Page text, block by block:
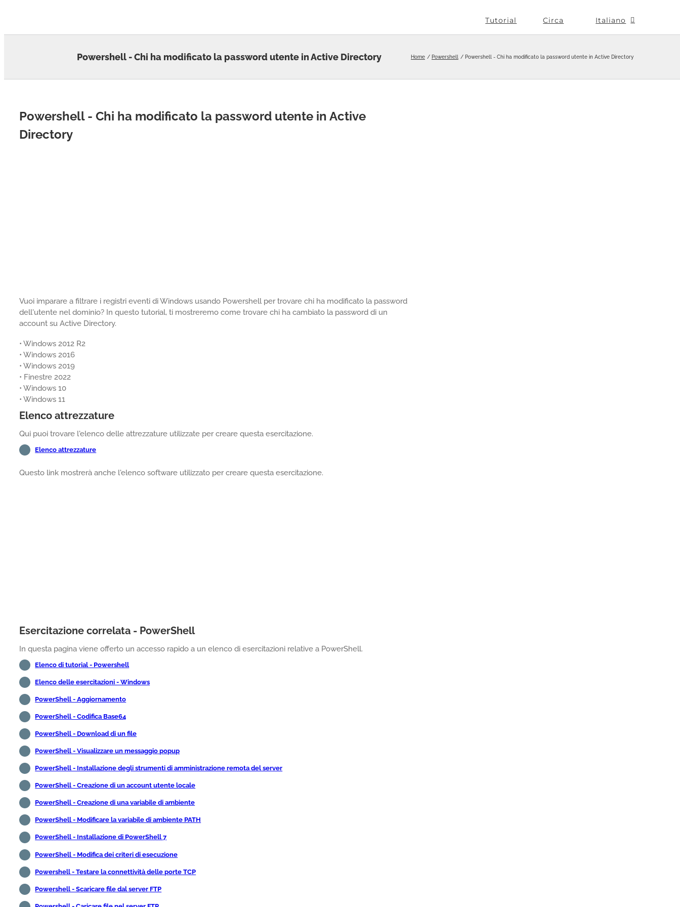
Tutorial Circa Italiano
Powershell - Chi ha modificato la password utente in Active Directory Home Powershell Powershell - Chi ha modificato la password utente in Active Directory
Powershell - Chi ha modificato la password utente in Active
Directory
Vuoi imparare a filtrare i registri eventi di Windows usando Powershell per trovare chi ha modificato la password
dell'utente nel dominio? In questo tutorial, ti mostreremo come trovare chi ha cambiato la password di un
account su Active Directory.
• Windows 2012 R2
• Windows 2016
• Windows 2019
• Finestre 2022
• Windows 10
• Windows 11
Elenco attrezzature
Qui puoi trovare l'elenco delle attrezzature utilizzate per creare questa esercitazione.
Elenco attrezzature
Questo link mostrerà anche l'elenco software utilizzato per creare questa esercitazione.
Esercitazione correlata - PowerShell
In questa pagina viene offerto un accesso rapido a un elenco di esercitazioni relative a PowerShell.
Elenco di tutorial - Powershell
Elenco delle esercitazioni - Windows
PowerShell - Aggiornamento
PowerShell - Codifica Base64
PowerShell - Download di un file
PowerShell - Visualizzare un messaggio popup
PowerShell - Installazione degli strumenti di amministrazione remota del server
PowerShell - Creazione di un account utente locale
PowerShell - Creazione di una variabile di ambiente
PowerShell - Modificare la variabile di ambiente PATH
PowerShell - Installazione di PowerShell 7
PowerShell - Modifica dei criteri di esecuzione
Powershell - Testare la connettività delle porte TCP
Powershell - Scaricare file dal server FTP